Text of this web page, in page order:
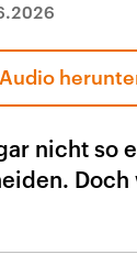
Audio
nicht so